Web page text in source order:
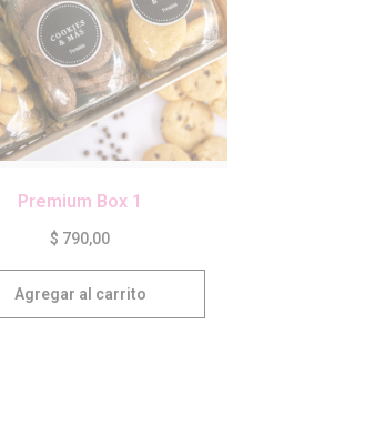
Premium Box 1
$ 790,00
Agregar al carrito